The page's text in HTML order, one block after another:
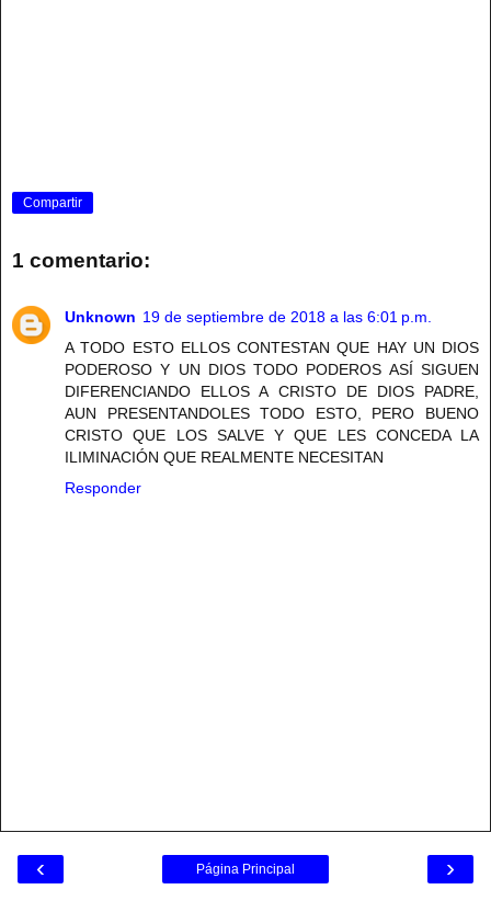
Compartir
1 comentario:
Unknown 19 de septiembre de 2018 a las 6:01 p.m.
A TODO ESTO ELLOS CONTESTAN QUE HAY UN DIOS
PODEROSO Y UN DIOS TODO PODEROS ASÍ SIGUEN
DIFERENCIANDO ELLOS A CRISTO DE DIOS PADRE,
AUN PRESENTANDOLES TODO ESTO, PERO BUENO
CRISTO QUE LOS SALVE Y QUE LES CONCEDA LA
ILIMINACIÓN QUE REALMENTE NECESITAN
Responder
‹ ›
Página Principal